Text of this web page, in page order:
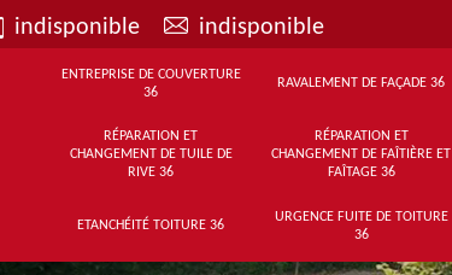
indisponible indisponible
ENTREPRISE DE COUVERTURE
36
RAVALEMENT DE FAÇADE 36
RÉPARATION ET
CHANGEMENT DE TUILE DE
RIVE 36
RÉPARATION ET
CHANGEMENT DE FAÎTIÈRE ET
FAÎTAGE 36
ETANCHÉITÉ TOITURE 36
URGENCE FUITE DE TOITURE
36